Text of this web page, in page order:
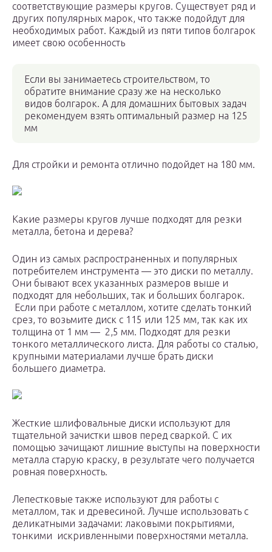
соответствующие размеры кругов. Существует ряд и
других популярных марок, что также подойдут для
необходимых работ. Каждый из пяти типов болгарок
имеет свою особенность
Если вы занимаетесь строительством, то
обратите внимание сразу же на несколько
видов болгарок. А для домашних бытовых задач
рекомендуем взять оптимальный размер на 125
мм
Для стройки и ремонта отлично подойдет на 180 мм.
Какие размеры кругов лучше подходят для резки
металла, бетона и дерева?
Один из самых распространенных и популярных
потребителем инструмента — это диски по металлу.
Они бывают всех указанных размеров выше и
подходят для небольших, так и больших болгарок.
Если при работе с металлом, хотите сделать тонкий
срез, то возьмите диск с 115 или 125 мм, так как их
толщина от 1 мм — 2,5 мм. Подходят для резки
тонкого металлического листа. Для работы со сталью,
крупными материалами лучше брать диски
большего диаметра.
Жесткие шлифовальные диски используют для
тщательной зачистки швов перед сваркой. С их
помощью зачищают лишние выступы на поверхности
металла старую краску, в результате чего получается
ровная поверхность.
Лепестковые также используют для работы с
металлом, так и древесиной. Лучше использовать с
деликатными задачами: лаковыми покрытиями,
тонкими искривленными поверхностями металла.